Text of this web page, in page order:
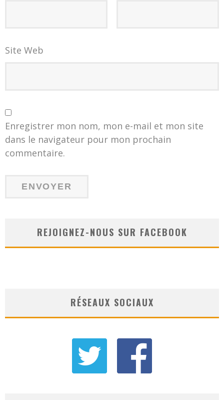
Site Web
Enregistrer mon nom, mon e-mail et mon site
dans le navigateur pour mon prochain
commentaire.
REJOIGNEZ-NOUS SUR FACEBOOK
RÉSEAUX SOCIAUX